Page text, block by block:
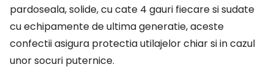
pardoseala, solide, cu cate 4 gauri fiecare si sudate
cu echipamente de ultima generatie, aceste
confectii asigura protectia utilajelor chiar si in cazul
unor socuri puternice.